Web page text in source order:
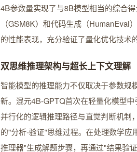
4B参数量实现了与8B模型相当的综合
（GSM8K）和代码生成（HumanEval
的性能表现，充分验证了量化优化技术
双思维推理架构与超长上下文理解
智能模型的推理能力不仅取决于参数规
新。混元4B-GPTQ首次在轻量化模型
并行化的逻辑推理路径与直觉判断机制
的"分析-验证"思维过程。在处理数学应
推理器"生成解题步骤，再通过"结果验